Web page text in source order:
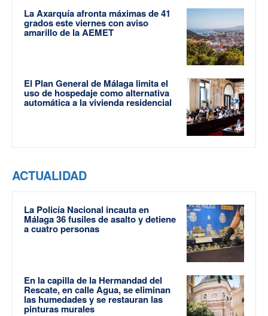
La Axarquía afronta máximas de 41
grados este viernes con aviso
amarillo de la AEMET
El Plan General de Málaga limita el
uso de hospedaje como alternativa
automática a la vivienda residencial
ACTUALIDAD
La Policía Nacional incauta en
Málaga 36 fusiles de asalto y detiene
a cuatro personas
En la capilla de la Hermandad del
Rescate, en calle Agua, se eliminan
las humedades y se restauran las
pinturas murales